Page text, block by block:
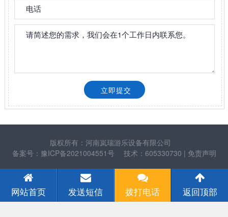
版权所有：河南岚瑞游乐设备有限公司
备案号：豫ICP备2021004551号
技术：605330730 | 免责声明
网站首页 发送短信 拨打电话 返回顶部